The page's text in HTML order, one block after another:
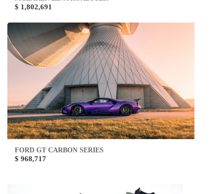
$ 1,802,691
FORD GT CARBON SERIES
$ 968,717